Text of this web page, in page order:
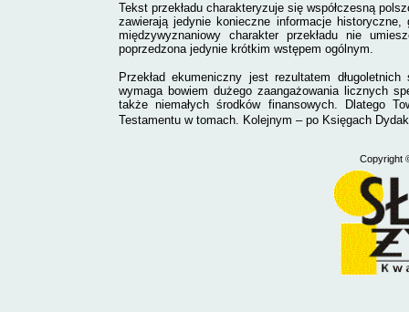
Tekst przekładu charakteryzuje się współczesną
zawierają jedynie konieczne informacje
międzywyznaniowy charakter przekładu nie
poprzedzona jedynie krótkim wstępem ogólnym.
Przekład ekumeniczny jest rezultatem
wymaga bowiem dużego zaangażowania licznych
także niemałych środków finansowych. Dlatego
Testamentu w tomach. Kolejnym – po Księgach
Copyright